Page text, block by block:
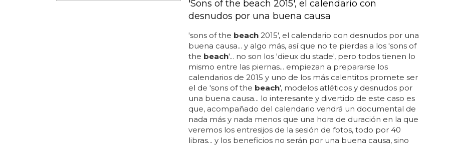
Copias y no las 248... pero lana tendrá que seguir soñando...
vamos, que los drogados en la playa eran los de billboard y
lana debería meterles un buen cañonazo... 1, with 67,000 sold,
instead of 248,000, as originally reported... 10 instead of no... 51
on the billboard hot 100 instead of no... on digital songs, it
debuts at no... aquí abajo tienes el mensaje de billboard
reconociendo y corrigiendo el error: lana del rey entra al 51
en lugar de al 7, ya que ha vendido 67... 000 que contaban
originalmente... cuando ya estábamos celebrando que el
nuevo single de lana del rey debutaba en el top 10 en la lista
americana descubrimos que no, que era imposible que 'high
by the beach' entrara al 7 en su primera semana... de ser
ciertas las primeras cifras...